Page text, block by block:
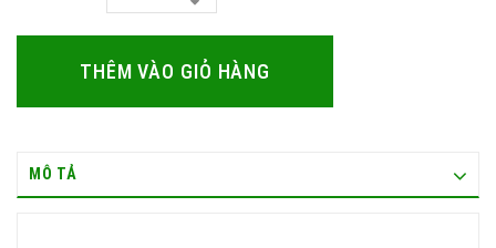
THÊM VÀO GIỎ HÀNG
MÔ TẢ